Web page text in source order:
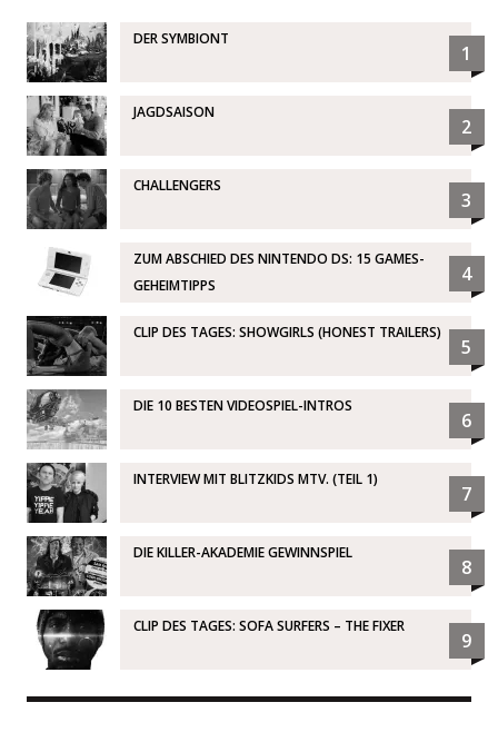
DER SYMBIONT
1
JAGDSAISON
2
CHALLENGERS
3
ZUM ABSCHIED DES NINTENDO DS: 15 GAMES-
GEHEIMTIPPS
4
CLIP DES TAGES: SHOWGIRLS (HONEST TRAILERS)
5
DIE 10 BESTEN VIDEOSPIEL-INTROS
6
INTERVIEW MIT BLITZKIDS MTV. (TEIL 1)
7
DIE KILLER-AKADEMIE GEWINNSPIEL
8
CLIP DES TAGES: SOFA SURFERS – THE FIXER
9